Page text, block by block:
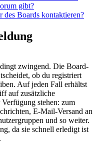
gibt?
Boards kontaktieren?
zwingend. Die Board-
ob du registriert
Auf jeden Fall erhältst
auf zusätzliche
stehen: zum
E-Mail-Versand an
und so weiter.
da sie schnell erledigt ist